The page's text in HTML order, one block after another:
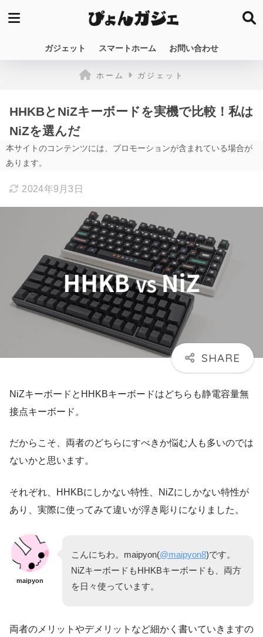
ガジェット スマートホーム お問い合わせ
ホーム ガジェット
HHKBとNiZキーボードを実機で比較！私は
NiZを選んだ
本サイトのコンテンツには、プロモーションが含まれている場合が
あります。
2024年9月3日
NiZキーボードとHHKBキーボードはどちらも静電容量無
接点キーボード。
だからこそ、両者のどちらにすべきか悩む人も多いのでは
ないかと思います。
それぞれ、HHKBにしかない特性、NiZにしかない特性が
あり、実際に使ってみて違いが浮き彫りになりました。
maipyon
こんにちわ。maipyon(@maipyon8)です。
NiZキーボードもHHKBキーボードも、両方
を日々使っています。
両者のメリットやデメリットなど細かく書いていきますの